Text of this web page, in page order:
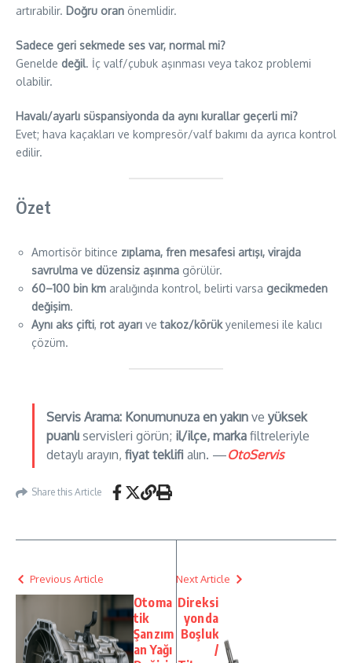
artırabilir. Doğru oran önemlidir.
Sadece geri sekmede ses var, normal mi?
Genelde değil. İç valf/çubuk aşınması veya takoz problemi
olabilir.
Havalı/ayarlı süspansiyonda da aynı kurallar geçerli mi?
Evet; hava kaçakları ve kompresör/valf bakımı da ayrıca kontrol
edilir.
Özet
Amortisör bitince zıplama, fren mesafesi artışı, virajda
savrulma ve düzensiz aşınma görülür.
60–100 bin km aralığında kontrol, belirti varsa gecikmeden
değişim.
Aynı aks çifti, rot ayarı vetakoz/körükyenilemesi ile kalıcı
çözüm.
Servis Arama: Konumunuza en yakın ve yüksek
puanlı servisleri görün; il/ilçe, marka filtreleriyle
detaylı arayın, fiyat teklifi alın. —OtoServis
Share this Article
Previous Article
Otoma
tik
Şanzım
an Yağı
Next Article
Direksi
yonda
Boşluk
/